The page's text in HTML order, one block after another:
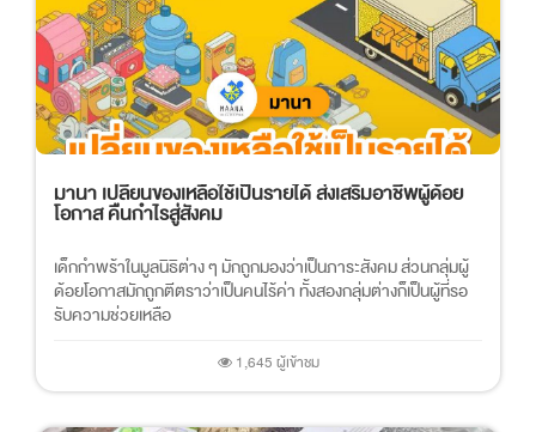
มานา เปลี่ยนของเหลือใช้เป็นรายได้ ส่งเสริมอาชีพผู้ด้อย
โอกาส คืนกำไรสู่สังคม
เด็กกำพร้าในมูลนิธิต่าง ๆ มักถูกมองว่าเป็นภาระสังคม ส่วนกลุ่มผู้
ด้อยโอกาสมักถูกตีตราว่าเป็นคนไร้ค่า ทั้งสองกลุ่มต่างก็เป็นผู้ที่รอ
รับความช่วยเหลือ
1,645 ผู้เข้าชม